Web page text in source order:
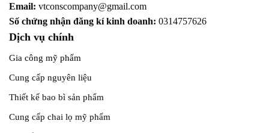
Email: vtconscompany@gmail.com
Số chứng nhận đăng kí kinh doanh: 0314757626
Dịch vụ chính
Gia công mỹ phẩm
Cung cấp nguyên liệu
Thiết kế bao bì sản phẩm
Cung cấp chai lọ mỹ phẩm